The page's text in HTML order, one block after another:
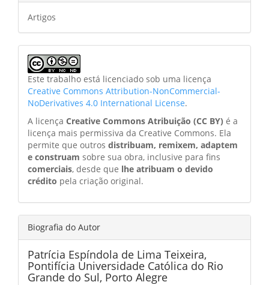
Artigos
Este trabalho está licenciado sob uma licença
Creative Commons Attribution-NonCommercial-
NoDerivatives 4.0 International License.
A licença Creative Commons Atribuição (CC BY) é a
licença mais permissiva da Creative Commons. Ela
permite que outros distribuam, remixem, adaptem
e construam sobre sua obra, inclusive para fins
comerciais, desde que lhe atribuam o devido
crédito pela criação original.
Biografia do Autor
Patrícia Espíndola de Lima Teixeira,
Pontifícia Universidade Católica do Rio
Grande do Sul, Porto Alegre